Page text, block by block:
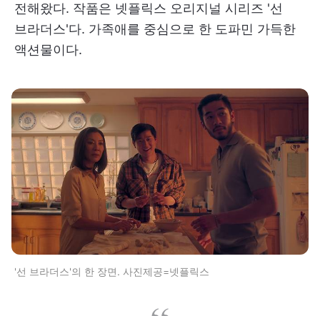
전해왔다. 작품은 넷플릭스 오리지널 시리즈 '선
브라더스'다. 가족애를 중심으로 한 도파민 가득한
액션물이다.
'선 브라더스'의 한 장면. 사진제공=넷플릭스